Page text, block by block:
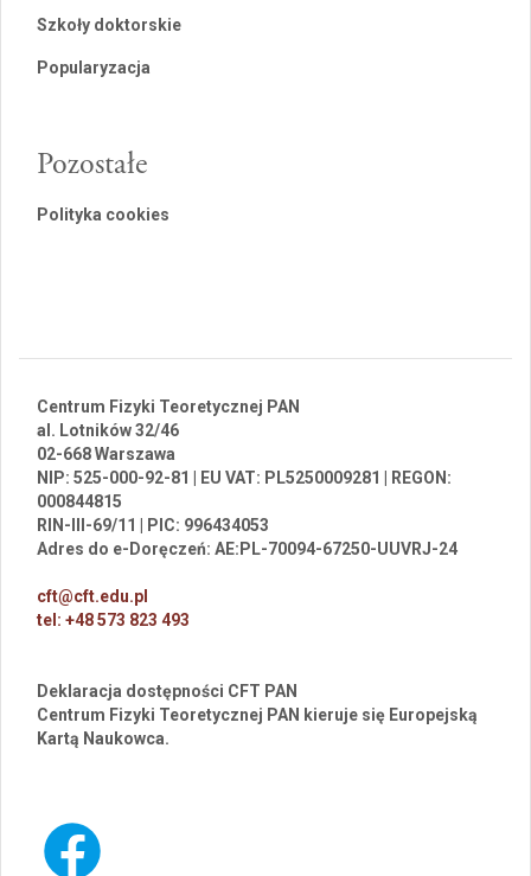
Szkoły doktorskie
Popularyzacja
Pozostałe
Polityka cookies
Centrum Fizyki Teoretycznej PAN
al. Lotników 32/46
02-668 Warszawa
NIP: 525-000-92-81 | EU VAT: PL5250009281 | REGON:
000844815
RIN-III-69/11 | PIC: 996434053
Adres do e-Doręczeń: AE:PL-70094-67250-UUVRJ-24
cft@cft.edu.pl
tel: +48 573 823 493
Deklaracja dostępności CFT PAN
Centrum Fizyki Teoretycznej PAN kieruje się Europejską
Kartą Naukowca.